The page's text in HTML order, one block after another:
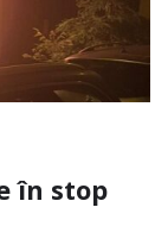
în stop